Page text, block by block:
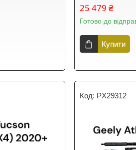
25 479 ₴
Готово до
Купити
PX29312